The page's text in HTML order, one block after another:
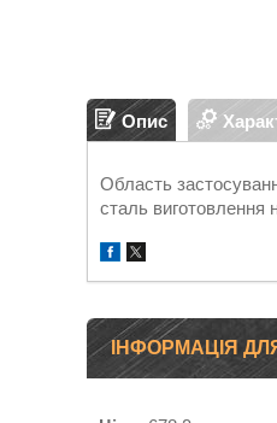
Опис
Область
сталь виготовлення
ІНФОРМАЦІЯ